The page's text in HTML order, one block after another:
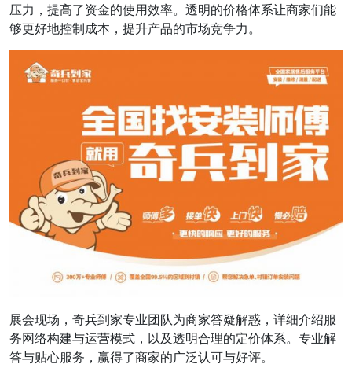
压力，提高了资金的使用效率。透明的价格体系让商家们能
够更好地控制成本，提升产品的市场竞争力。
展会现场，奇兵到家专业团队为商家答疑解惑，详细介绍服
务网络构建与运营模式，以及透明合理的定价体系。专业解
答与贴心服务，赢得了商家的广泛认可与好评。